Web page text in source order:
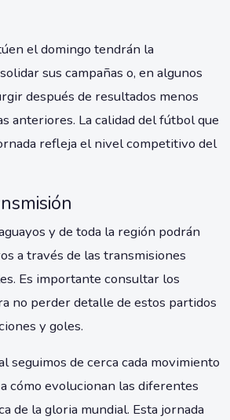
el domingo tendrán la
sus campañas o, en algunos
después de resultados menos
anteriores. La calidad del fútbol que
refleja el nivel competitivo del
y de toda la región podrán
a través de las transmisiones
Es importante consultar los
no perder detalle de estos partidos
y goles.
seguimos de cerca cada movimiento
cómo evolucionan las diferentes
de la gloria mundial. Esta jornada